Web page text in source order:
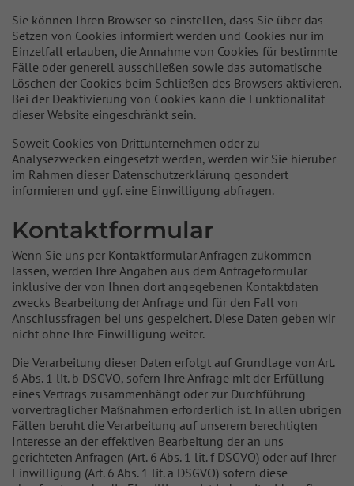
Sie können Ihren Browser so einstellen, dass Sie über das
Setzen von Cookies informiert werden und Cookies nur im
Einzelfall erlauben, die Annahme von Cookies für bestimmte
Fälle oder generell ausschließen sowie das automatische
Löschen der Cookies beim Schließen des Browsers aktivieren.
Bei der Deaktivierung von Cookies kann die Funktionalität
dieser Website eingeschränkt sein.
Soweit Cookies von Drittunternehmen oder zu
Analysezwecken eingesetzt werden, werden wir Sie hierüber
im Rahmen dieser Datenschutzerklärung gesondert
informieren und ggf. eine Einwilligung abfragen.
Kontaktformular
Wenn Sie uns per Kontaktformular Anfragen zukommen
lassen, werden Ihre Angaben aus dem Anfrageformular
inklusive der von Ihnen dort angegebenen Kontaktdaten
zwecks Bearbeitung der Anfrage und für den Fall von
Anschlussfragen bei uns gespeichert. Diese Daten geben wir
nicht ohne Ihre Einwilligung weiter.
Die Verarbeitung dieser Daten erfolgt auf Grundlage von Art.
6 Abs. 1 lit. b DSGVO, sofern Ihre Anfrage mit der Erfüllung
eines Vertrags zusammenhängt oder zur Durchführung
vorvertraglicher Maßnahmen erforderlich ist. In allen übrigen
Fällen beruht die Verarbeitung auf unserem berechtigten
Interesse an der effektiven Bearbeitung der an uns
gerichteten Anfragen (Art. 6 Abs. 1 lit. f DSGVO) oder auf Ihrer
Einwilligung (Art. 6 Abs. 1 lit. a DSGVO) sofern diese